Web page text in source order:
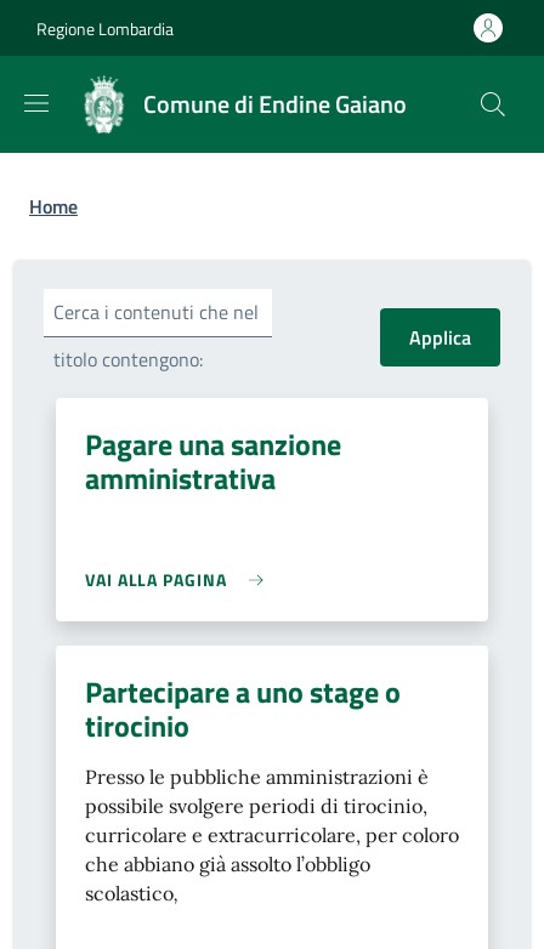
Regione Lombardia
Comune di Endine Gaiano
Briciole di pane
Home
Cerca i contenuti che nel
titolo contengono:
Pagare una sanzione
amministrativa
VAI ALLA PAGINA
Partecipare a uno stage o
tirocinio
Presso le pubbliche amministrazioni è
possibile svolgere periodi di tirocinio,
curricolare e extracurricolare, per coloro
che abbiano già assolto l’obbligo
scolastico,